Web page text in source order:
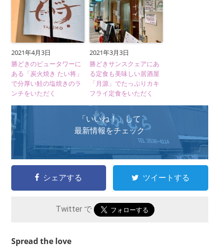
2021年4月3日
勝どきのビュータワーに
ある「炭火焼き たい将」
で分厚い鮭の塩焼きのラ
ンチをいただく
2021年3月3日
勝どきサンスクェアにあ
る定食も美味しい居酒屋
「月源」でたっぷりカキ
フライ定食をいただく
「いいね！」して
最新情報をチェック
シェアする ツイートする
Twitter で
Spread the love